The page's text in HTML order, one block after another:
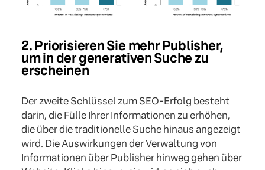
2. Priorisieren Sie mehr Publisher,
um in der generativen Suche zu
erscheinen
Der zweite Schlüssel zum SEO-Erfolg besteht
darin, die Fülle Ihrer Informationen zu erhöhen,
die über die traditionelle Suche hinaus angezeigt
wird. Die Auswirkungen der Verwaltung von
Informationen über Publisher hinweg gehen über